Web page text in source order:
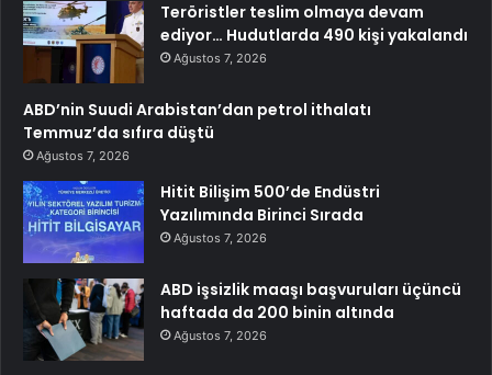
Teröristler teslim olmaya devam
ediyor… Hudutlarda 490 kişi yakalandı
Ağustos 7, 2026
ABD’nin Suudi Arabistan’dan petrol ithalatı
Temmuz’da sıfıra düştü
Ağustos 7, 2026
Hitit Bilişim 500’de Endüstri
Yazılımında Birinci Sırada
Ağustos 7, 2026
ABD işsizlik maaşı başvuruları üçüncü
haftada da 200 binin altında
Ağustos 7, 2026